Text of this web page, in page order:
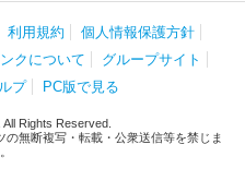
利用規約
個人情報保護方針
ンクについて
グループサイト
プ PC版で見る
Rights Reserved.
無断複写・転載・公衆送信等を禁じま